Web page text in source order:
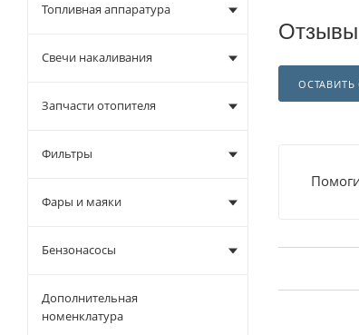
Отзывы
ОСТАВИТЬ
Топливная аппаратура
Свечи накаливания
Запчасти отопителя
Фильтры
Фары и маяки
Бензонасосы
Дополнительная
номенклатура